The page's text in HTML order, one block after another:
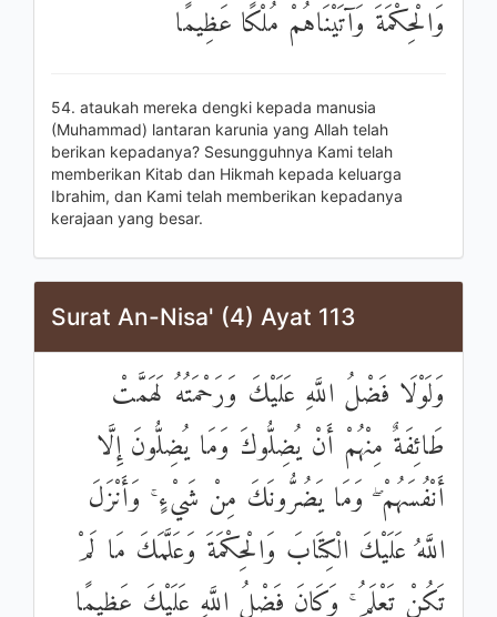
وَالْحِكْمَةَ وَآتَيْنَاهُمْ مُلْكًا عَظِيمًا
54. ataukah mereka dengki kepada manusia
(Muhammad) lantaran karunia yang Allah telah
berikan kepadanya? Sesungguhnya Kami telah
memberikan Kitab dan Hikmah kepada keluarga
Ibrahim, dan Kami telah memberikan kepadanya
kerajaan yang besar.
Surat An-Nisa' (4) Ayat 113
وَلَوْلَا فَضْلُ اللَّهِ عَلَيْكَ وَرَحْمَتُهُ لَهَمَّتْ
طَائِفَةٌ مِنْهُمْ أَنْ يُضِلُّوكَ وَمَا يُضِلُّونَ إِلَّا
أَنْفُسَهُمْ ۖ وَمَا يَضُرُّونَكَ مِنْ شَيْءٍ ۚ وَأَنْزَلَ
اللَّهُ عَلَيْكَ الْكِتَابَ وَالْحِكْمَةَ وَعَلَّمَكَ مَا لَمْ
تَكُنْ تَعْلَمُ ۚ وَكَانَ فَضْلُ اللَّهِ عَلَيْكَ عَظِيمًا